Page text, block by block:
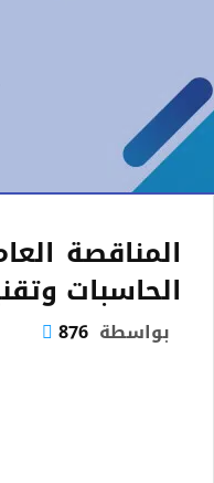
المناقصة
الحاسبات
بواسطة 876